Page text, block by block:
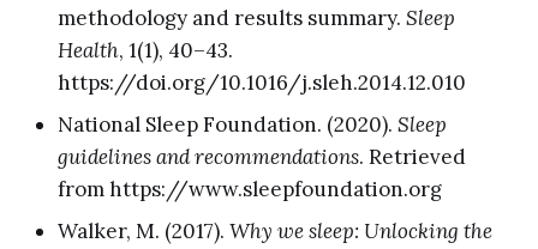
methodology and results summary. Sleep
Health, 1(1), 40–43.
https://doi.org/10.1016/j.sleh.2014.12.010
National Sleep Foundation. (2020). Sleep
guidelines and recommendations. Retrieved
from https://www.sleepfoundation.org
Walker, M. (2017). Why we sleep: Unlocking the